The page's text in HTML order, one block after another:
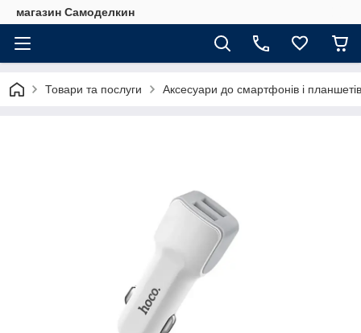
магазин Самоделкин
Товари та послуги Аксесуари до смартфонів і планшетів